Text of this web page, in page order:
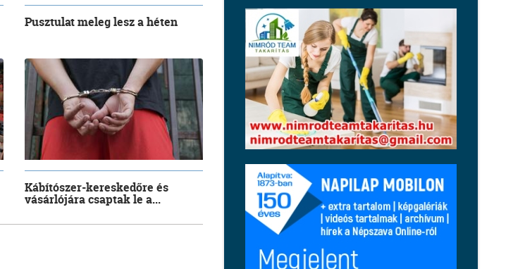
Pusztulat meleg lesz a héten
Kábítószer-kereskedőre és
vásárlójára csaptak le a...
Huth Gergely durván kiosztotta
Orbán Balázst: működése szekunder
szégyenérzetet váltott ki a
jobboldalon
Közélet
Magyar Péter: péntektől nincs
szükség az önkéntes
fogyasztáscsökkentésre
Régió
Tragikus tűzeset történt Cserkúton,
egy holttestet is találtak
Közélet
Gyulának: a Szerencsejáték Zrt.